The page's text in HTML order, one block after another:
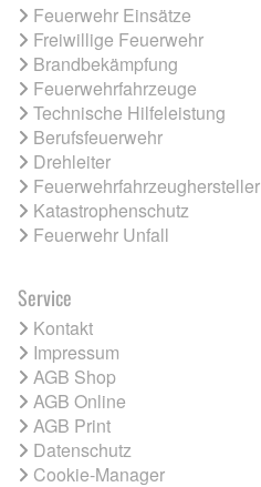
Feuerwehr Einsätze
Freiwillige Feuerwehr
Brandbekämpfung
Feuerwehrfahrzeuge
Technische Hilfeleistung
Berufsfeuerwehr
Drehleiter
Feuerwehrfahrzeughersteller
Katastrophenschutz
Feuerwehr Unfall
Service
Kontakt
Impressum
AGB Shop
AGB Online
AGB Print
Datenschutz
Cookie-Manager